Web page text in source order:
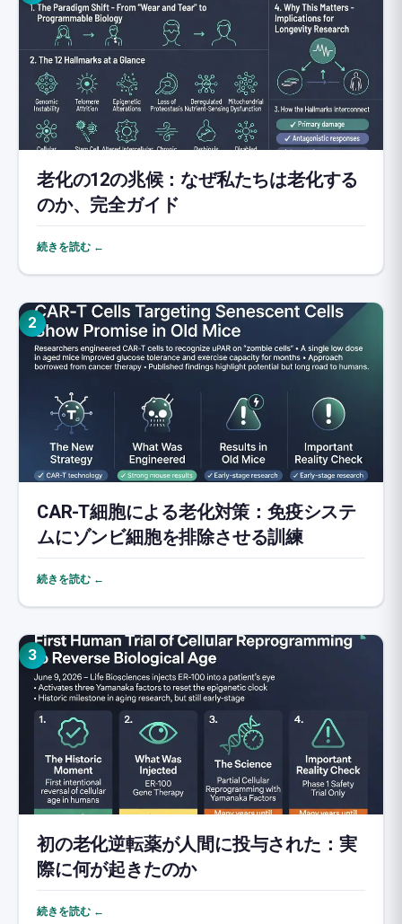
老化の12の兆候：なぜ私たちは老化する
のか、完全ガイド
続きを読む ←
2
CAR-T細胞による老化対策：免疫システ
ムにゾンビ細胞を排除させる訓練
続きを読む ←
3
初の老化逆転薬が人間に投与された：実
際に何が起きたのか
続きを読む ←